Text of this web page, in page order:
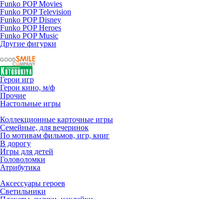
Funko POP Movies
Funko POP Television
Funko POP Disney
Funko POP Heroes
Funko POP Music
Другие фигурки
Герои игр
Герои кино, м/ф
Прочие
Настольные игры
Коллекционные карточные игры
Семейные, для вечеринок
По мотивам фильмов, игр, книг
В дорогу
Игры для детей
Головоломки
Атрибутика
Аксессуары героев
Светильники